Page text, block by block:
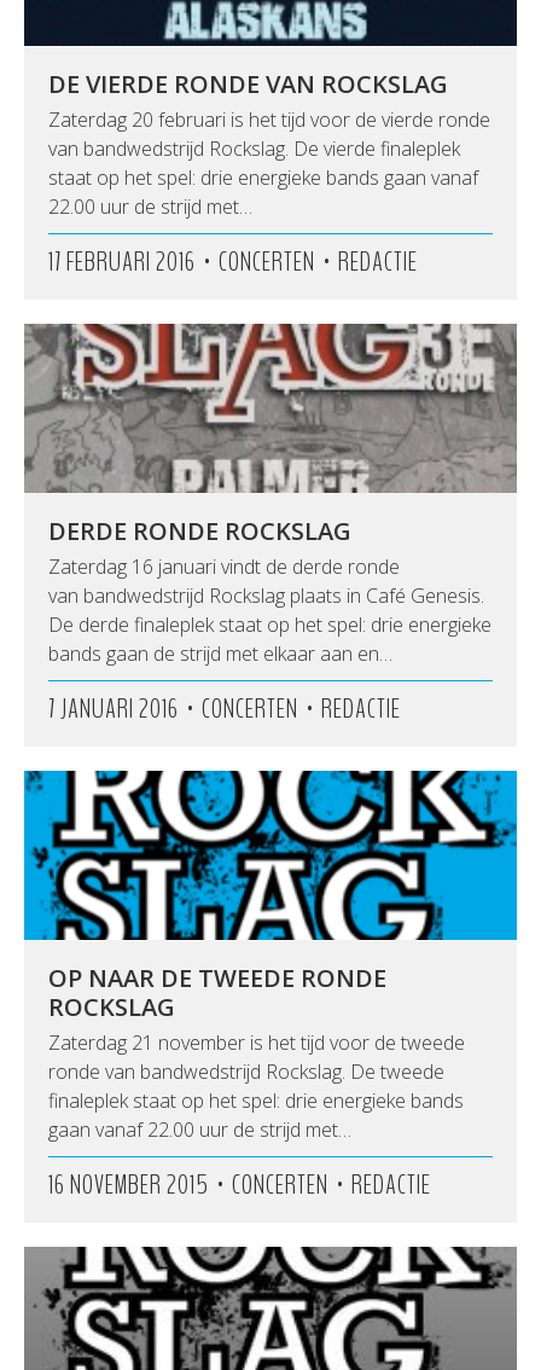
DE VIERDE RONDE VAN ROCKSLAG
Zaterdag 20 februari is het tijd voor de vierde ronde
van bandwedstrijd Rockslag. De vierde finaleplek
staat op het spel: drie energieke bands gaan vanaf
22.00 uur de strijd met…
17 FEBRUARI 2016 • CONCERTEN • REDACTIE
DERDE RONDE ROCKSLAG
Zaterdag 16 januari vindt de derde ronde
van bandwedstrijd Rockslag plaats in Café Genesis.
De derde finaleplek staat op het spel: drie energieke
bands gaan de strijd met elkaar aan en…
7 JANUARI 2016 • CONCERTEN • REDACTIE
OP NAAR DE TWEEDE RONDE
ROCKSLAG
Zaterdag 21 november is het tijd voor de tweede
ronde van bandwedstrijd Rockslag. De tweede
finaleplek staat op het spel: drie energieke bands
gaan vanaf 22.00 uur de strijd met…
16 NOVEMBER 2015 • CONCERTEN • REDACTIE